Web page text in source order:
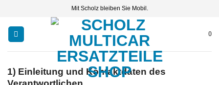
springen
Mit Scholz bleiben Sie Mobil.
0
1) Einleitung und Kontaktdaten des